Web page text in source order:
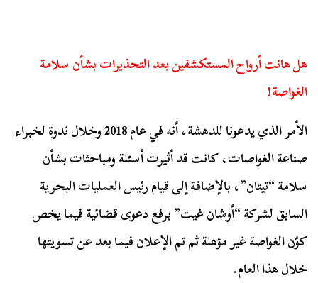
هل هانت أرواح المستكشفين بعد التحذيرات بشأن سلامة
الغواصة!
الأمر الذي يدعونا للدهشة، أنه في عام 2018 وخلال ندوة لخبراء
صناعة الغواصات، كانت قد أثيرت أسئلة ومباحثات بشأن
سلامة “تيتان”، بالإضافة إلى قيام رئيس العمليات البحرية
السابق لشركة “أوشان غيت” برفع دعوى قضائية فيما يخص
كوّن الغواصة غير مؤهلة ثم تم الإعلان فيما بعد عن تسويتها
خلال هذا العام.